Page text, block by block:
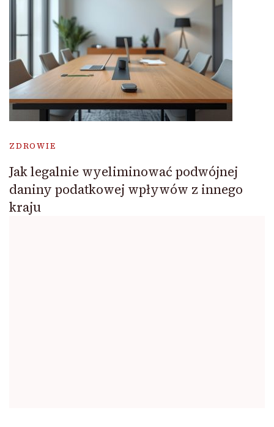
ZDROWIE
Jak legalnie wyeliminować podwójnej
daniny podatkowej wpływów z innego
kraju